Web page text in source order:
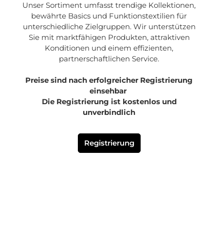
Unser Sortiment umfasst trendige Kollektionen,
bewährte Basics und Funktionstextilien für
unterschiedliche Zielgruppen. Wir unterstützen
Sie mit marktfähigen Produkten, attraktiven
Konditionen und einem effizienten,
partnerschaftlichen Service.
Preise sind nach erfolgreicher Registrierung
einsehbar
Die Registrierung ist kostenlos und
unverbindlich
Registrierung